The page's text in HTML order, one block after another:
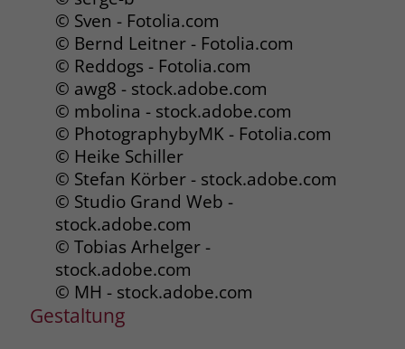
© Sven - Fotolia.com
© Bernd Leitner - Fotolia.com
© Reddogs - Fotolia.com
© awg8 - stock.adobe.com
© mbolina - stock.adobe.com
© PhotographybyMK - Fotolia.com
© Heike Schiller
© Stefan Körber - stock.adobe.com
© Studio Grand Web -
stock.adobe.com
© Tobias Arhelger -
stock.adobe.com
© MH - stock.adobe.com
Gestaltung
Zweck
Werbeanzeige auf die Website gelangt.
Es enthält Informationen darüber,
welche Werbeanzeige geklickt wurde,
sodass erzielte Erfolge wie z.B.
Bestellungen oder Kontaktanfragen der
Anzeige zugewiesen werden können.
Name _fbp
Anbieter Facebook
Laufzeit 3 Monate
Der Zweck von _fbp ist vollständig auf
die Werbe- und Analysebemühungen